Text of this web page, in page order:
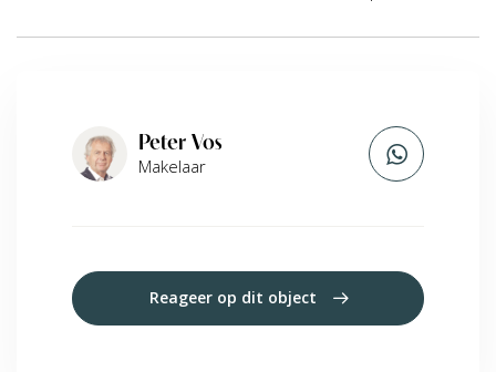
Peter Vos
Makelaar
Reageer op dit object